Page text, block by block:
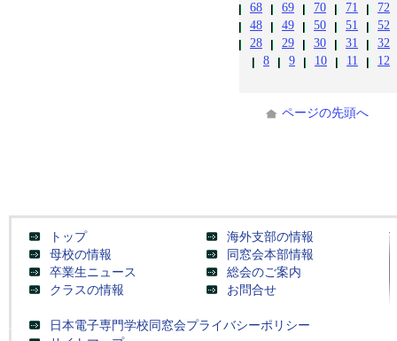
72
71
70
69
68
52
51
50
49
48
32
31
30
29
28
12
11
10
9
8
ページの先頭へ
トップ
母校の情報
卒業生ニュース
クラスの情報
海外支部の情報
同窓会本部情報
総会のご案内
お問合せ
日本電子専門学校同窓会プライバシーポリシー